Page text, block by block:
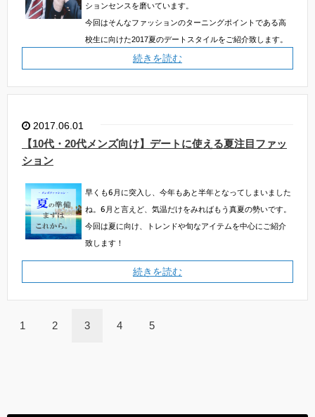
ションセンスを磨いています。
今回はそんなファッションのターニングポイントである高
校生に向けた2017夏のデートスタイルをご紹介致します。
続きを読む
2017.06.01
【10代・20代メンズ向け】デートに使える夏注目ファッ
ション
早くも6月に突入し、今年もあと半年となってしまいました
ね。6月と言えど、気温だけをみればもう真夏の勢いです。
今回は夏に向け、トレンドや旬なアイテムを中心にご紹介
致します！
続きを読む
1 2 3 4 5